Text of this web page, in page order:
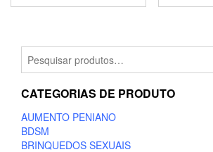
This
multiple
variants.
options
be
Pesquisar
por:
CATEGORIAS DE PRODUTO
AUMENTO PENIANO
BDSM
BRINQUEDOS SEXUAIS